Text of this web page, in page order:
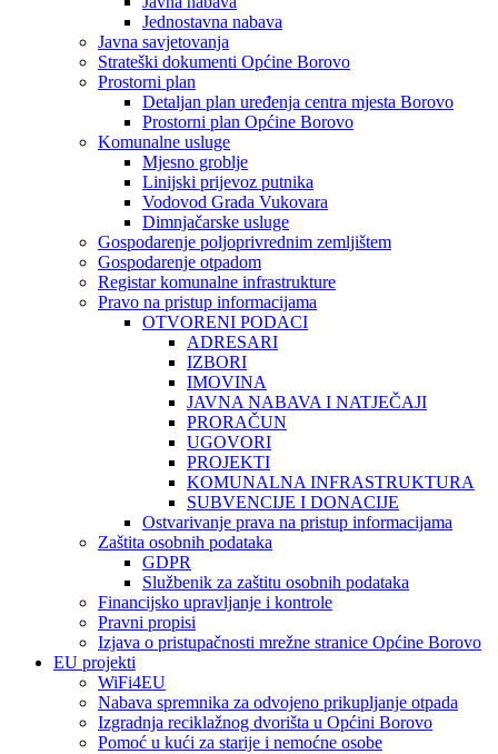
Jednostavna nabava
Javna savjetovanja
Strateški dokumenti Općine Borovo
Prostorni plan
Detaljan plan uređenja centra mjesta Borovo
Prostorni plan Općine Borovo
Komunalne usluge
Mjesno groblje
Linijski prijevoz putnika
Vodovod Grada Vukovara
Dimnjačarske usluge
Gospodarenje poljoprivrednim zemljištem
Gospodarenje otpadom
Registar komunalne infrastrukture
Pravo na pristup informacijama
OTVORENI PODACI
ADRESARI
IZBORI
IMOVINA
JAVNA NABAVA I NATJEČAJI
PRORAČUN
UGOVORI
PROJEKTI
KOMUNALNA INFRASTRUKTURA
SUBVENCIJE I DONACIJE
Ostvarivanje prava na pristup informacijama
Zaštita osobnih podataka
GDPR
Službenik za zaštitu osobnih podataka
Financijsko upravljanje i kontrole
Pravni propisi
Izjava o pristupačnosti mrežne stranice Općine Borovo
EU projekti
WiFi4EU
Nabava spremnika za odvojeno prikupljanje otpada
Izgradnja reciklažnog dvorišta u Općini Borovo
Pomoć u kući za starije i nemoćne osobe